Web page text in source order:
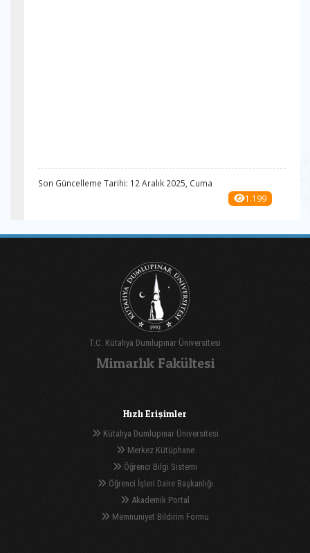
Son Güncelleme Tarihi: 12 Aralık 2025, Cuma
1.199
T.C. Kütahya Dumlupınar Üniversitesi
Mimarlık Fakültesi
Hızlı Erişimler
Kütahya Dumlupınar Üniversitesi
Merkez Kütüphane
Öğrenci Bilgi Sistemi
Öğrenci İşleri Daire Başkanlığı
Akademik Portal
Memnuniyet Bildirim Formu